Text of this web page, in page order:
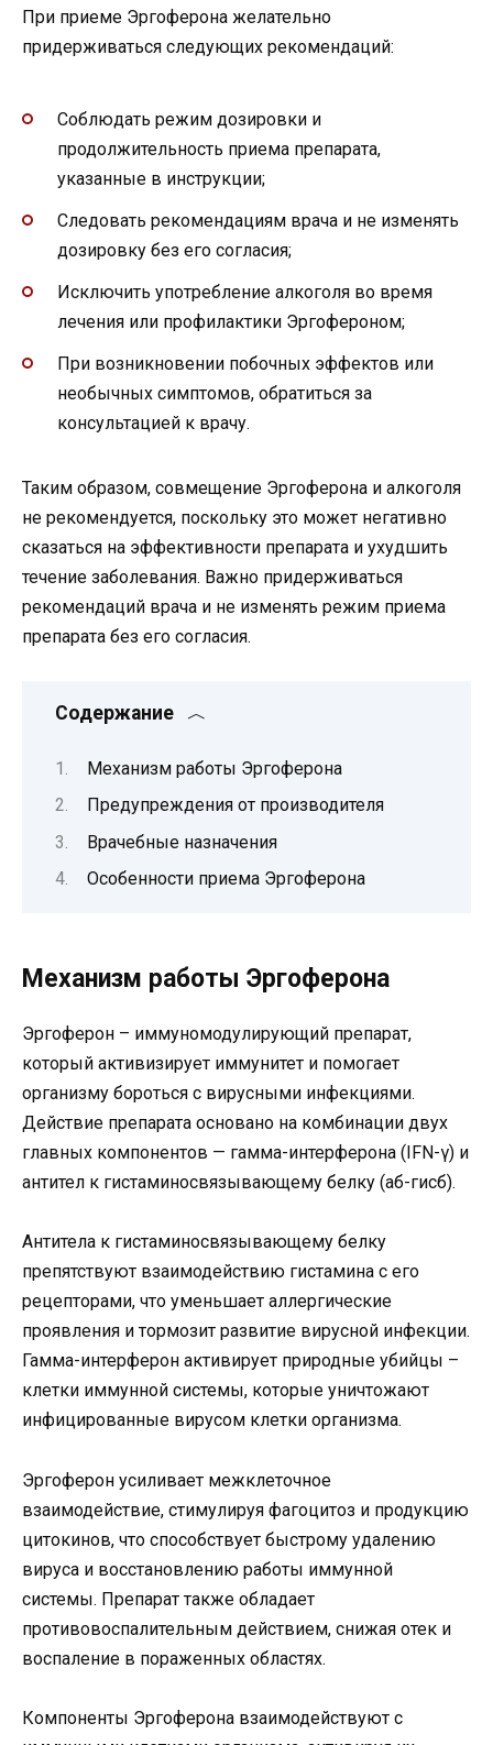
При приеме Эргоферона желательно
придерживаться следующих рекомендаций:
Соблюдать режим дозировки и
продолжительность приема препарата,
указанные в инструкции;
Следовать рекомендациям врача и не изменять
дозировку без его согласия;
Исключить употребление алкоголя во время
лечения или профилактики Эргофероном;
При возникновении побочных эффектов или
необычных симптомов, обратиться за
консультацией к врачу.
Таким образом, совмещение Эргоферона и алкоголя
не рекомендуется, поскольку это может негативно
сказаться на эффективности препарата и ухудшить
течение заболевания. Важно придерживаться
рекомендаций врача и не изменять режим приема
препарата без его согласия.
Содержание
Механизм работы Эргоферона
Предупреждения от производителя
Врачебные назначения
Особенности приема Эргоферона
Механизм работы Эргоферона
Эргоферон – иммуномодулирующий препарат,
который активизирует иммунитет и помогает
организму бороться с вирусными инфекциями.
Действие препарата основано на комбинации двух
главных компонентов — гамма-интерферона (IFN-γ) и
антител к гистаминосвязывающему белку (аб-гисб).
Антитела к гистаминосвязывающему белку
препятствуют взаимодействию гистамина с его
рецепторами, что уменьшает аллергические
проявления и тормозит развитие вирусной инфекции.
Гамма-интерферон активирует природные убийцы –
клетки иммунной системы, которые уничтожают
инфицированные вирусом клетки организма.
Эргоферон усиливает межклеточное
взаимодействие, стимулируя фагоцитоз и продукцию
цитокинов, что способствует быстрому удалению
вируса и восстановлению работы иммунной
системы. Препарат также обладает
противовоспалительным действием, снижая отек и
воспаление в пораженных областях.
Компоненты Эргоферона взаимодействуют с